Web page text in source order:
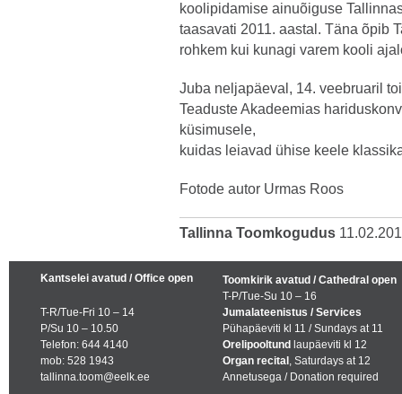
koolipidamise ainuõiguse
taasavati 2011. aastal. Täna õpib
rohkem kui kunagi varem kooli
Juba neljapäeval, 14. veebruaril
Teaduste Akadeemias
küsimusele,
kuidas leiavad ühise keele
Fotode autor Urmas Roos
Tallinna Toomkogudus
Kantselei avatud / Office open
T-R/Tue-Fri 10 – 14
P/Su 10 – 10.50
Telefon: 644 4140
mob: 528 1943
tallinna.toom@eelk.ee
Toomkirik avatud / Cathedral open
T-P/Tue-Su 10 – 16
Jumalateenistus / Services
Pühapäeviti kl 11 / Sundays at 11
Orelipooltund laupäeviti kl 12
Organ recital , Saturdays at 12
Annetusega / Donation required